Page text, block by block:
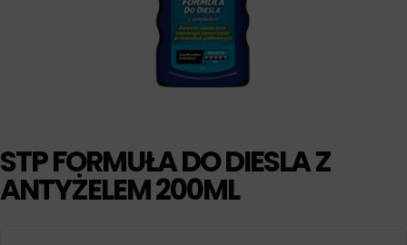
STP FORMUŁA DO DIESLA Z
ANTYŻELEM 200ML